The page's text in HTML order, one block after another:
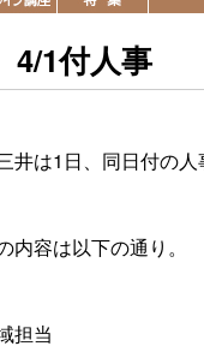
4/1付人事
井は1日、同日付の人
内容は以下の通り。
担当